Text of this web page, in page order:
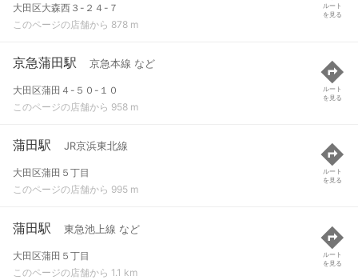
大田区大森西３-２４-７
このページの店舗から 878 m
ルート
を見る
京急蒲田駅 京急本線 など
大田区蒲田４-５０-１０
このページの店舗から 958 m
ルート
を見る
蒲田駅 JR京浜東北線
大田区蒲田５丁目
このページの店舗から 995 m
ルート
を見る
蒲田駅 東急池上線 など
大田区蒲田５丁目
このページの店舗から 1.1 km
ルート
を見る